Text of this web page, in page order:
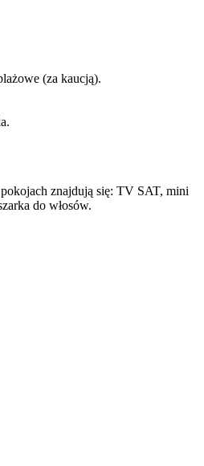
(za kaucją).
znajdują się: TV SAT, mini
do włosów.